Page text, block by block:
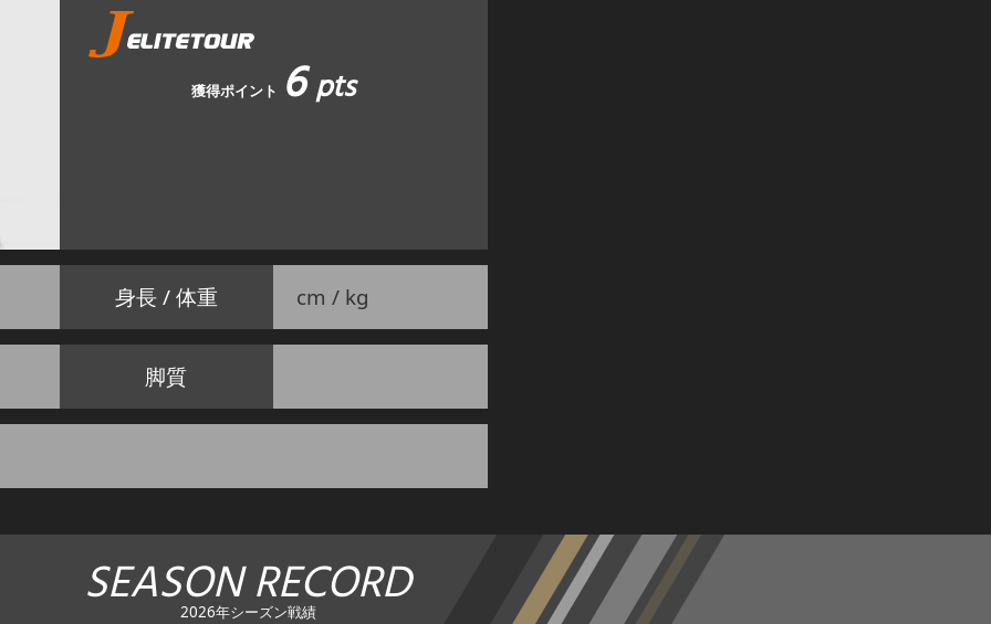
獲得ポイント 6pts
身長 / 体重 cm / kg
脚質
SEASON RECORD
2026年シーズン戦績